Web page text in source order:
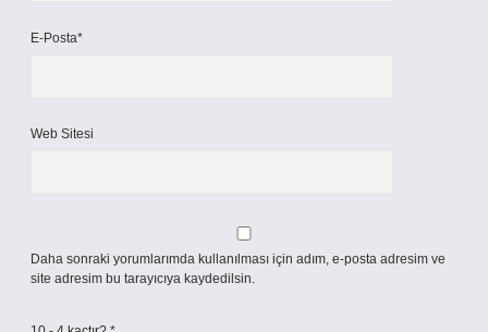
E-Posta*
Web Sitesi
Daha sonraki yorumlarımda kullanılması için adım, e-posta adresim ve
site adresim bu tarayıcıya kaydedilsin.